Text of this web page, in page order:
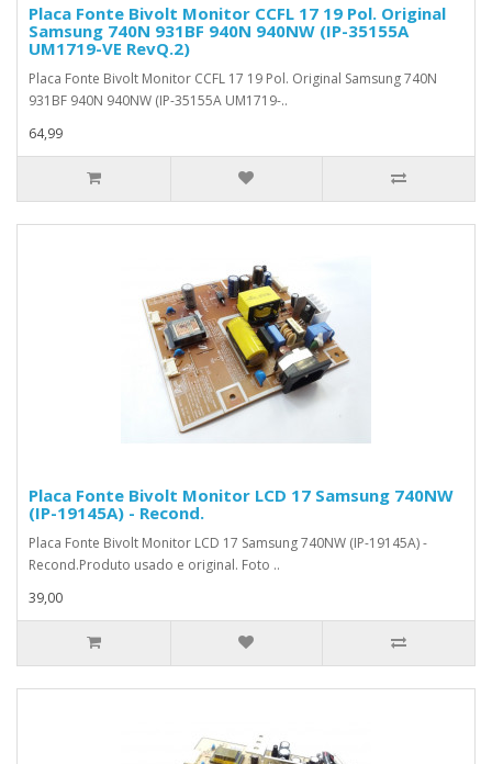
Placa Fonte Bivolt Monitor CCFL 17 19 Pol. Original
Samsung 740N 931BF 940N 940NW (IP-35155A
UM1719-VE RevQ.2)
Placa Fonte Bivolt Monitor CCFL 17 19 Pol. Original Samsung 740N
931BF 940N 940NW (IP-35155A UM1719-..
64,99
Placa Fonte Bivolt Monitor LCD 17 Samsung 740NW
(IP-19145A) - Recond.
Placa Fonte Bivolt Monitor LCD 17 Samsung 740NW (IP-19145A) -
Recond.Produto usado e original. Foto ..
39,00